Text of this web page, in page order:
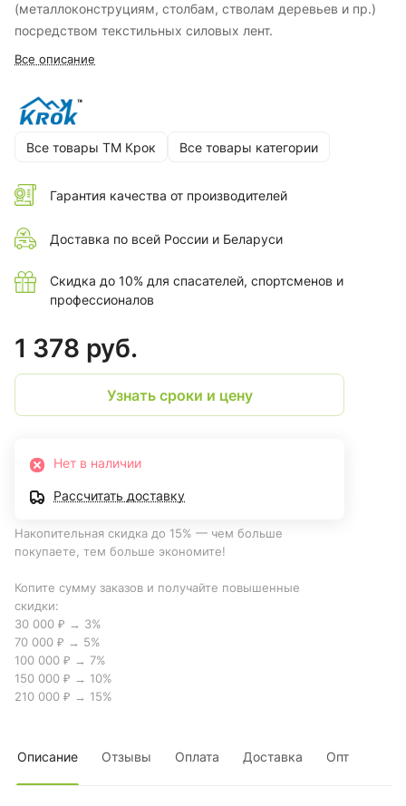
(металлоконструциям, столбам, стволам деревьев и пр.)
посредством текстильных силовых лент.
Все описание
Все товары ТМ Крок Все товары категории
Гарантия качества от производителей
Доставка по всей России и Беларуси
Скидка до 10% для спасателей, спортсменов и
профессионалов
1 378 руб.
Узнать сроки и цену
Нет в наличии
Рассчитать доставку
Накопительная скидка до 15% — чем больше
покупаете, тем больше экономите!
Копите сумму заказов и получайте повышенные
скидки:
30 000 ₽ → 3%
70 000 ₽ → 5%
100 000 ₽ → 7%
150 000 ₽ → 10%
210 000 ₽ → 15%
Описание Отзывы Оплата Доставка Опт